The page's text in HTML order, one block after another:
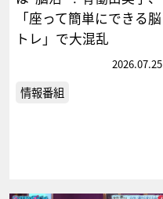
「座って簡単にできる脳
トレ」で大混乱
2026.07.25
情報番組